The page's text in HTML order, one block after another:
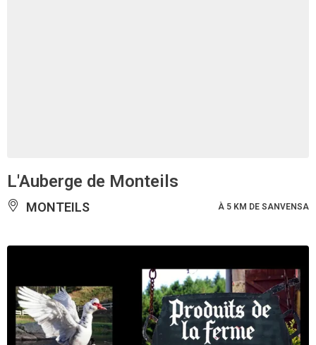
L'Auberge de Monteils
MONTEILS À 5 KM DE SANVENSA